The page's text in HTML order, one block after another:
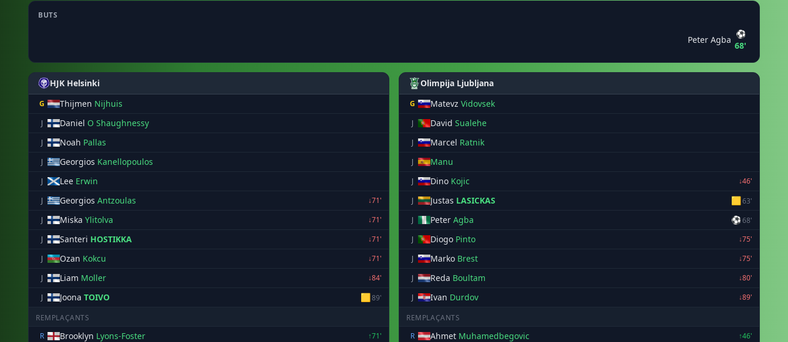
BUTS
Peter Agba
⚽
68'
HJK Helsinki
G Thijmen Nijhuis
J Daniel O Shaughnessy
J Noah Pallas
J Georgios Kanellopoulos
J Lee Erwin
J Georgios Antzoulas
↓71'
J
Miska Ylitolva
↓71'
J
Santeri HOSTIKKA
↓71'
J
Ozan Kokcu
↓71'
J
Liam Moller
↓84'
J
Joona TOIVO 🟨89'
REMPLAÇANTS
R
Brooklyn Lyons-Foster
↑71'
Olimpija Ljubljana
G Matevz Vidovsek
J David Sualehe
J Marcel Ratnik
J Manu
J Dino Kojic
↓46'
J
Justas LASICKAS 🟨63'
J
Peter Agba ⚽68'
J
Diogo Pinto
↓75'
J
Marko Brest
↓75'
J
Reda Boultam
↓80'
J
Ivan Durdov ↓89'
REMPLAÇANTS
R
Ahmet Muhamedbegovic
↑46'